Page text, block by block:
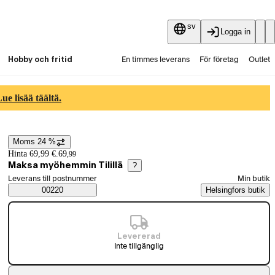
sv
Logga in
Hobby och fritid En timmes leverans För företag Outlet
lisää täältä.
Prisinformation
Moms 24 %
Hinta 69,99 €.69,99
Maksa myöhemmin Tilillä ?
Saatavuustiedot
Välj beställningssätt
Leverans till postnummer
00220
Min butik
Helsingfors butik
Levererad
Inte tillgänglig